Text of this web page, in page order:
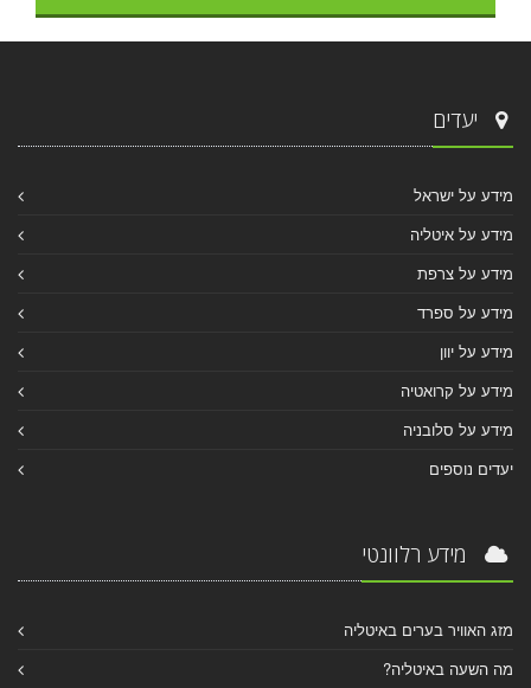
יעדים
מידע על ישראל
מידע על איטליה
מידע על צרפת
מידע על ספרד
מידע על יוון
מידע על קרואטיה
מידע על סלובניה
יעדים נוספים
מידע רלוונטי
מזג האוויר בערים באיטליה
מה השעה באיטליה?